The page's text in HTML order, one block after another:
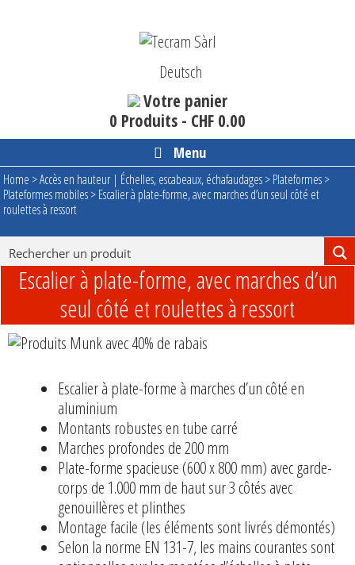
Deutsch
Votre panier
0 Produits - CHF 0.00
Menu
Home >Accès en hauteur | Échelles, escabeaux, échafaudages>Plateformes>
Plateformes mobiles>Escalier à plate-forme, avec marches d’un seul côté et
roulettes à ressort
Escalier à plate-forme, avec marches d’un
seul côté et roulettes à ressort
Escalier à plate-forme à marches d’un côté en
aluminium
Montants robustes en tube carré
Marches profondes de 200 mm
Plate-forme spacieuse (600 x 800 mm) avec garde-
corps de 1.000 mm de haut sur 3 côtés avec
genouillères et plinthes
Montage facile (les éléments sont livrés démontés)
Selon la norme EN 131-7, les mains courantes sont